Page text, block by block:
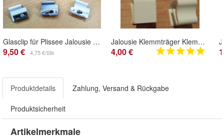
Glasclip für Plissee Jalousie Rollo Faltstores Faltrollo Montage ohne zu bohren
9,50 € 4,75 €/Stk
Jalousie Klemmträger Klemmhalter Klickhalter 2 Stk neu Montage ohne zu Bohren
4,00 €
Produktdetails Zahlung, Versand & Rückgabe
Produktsicherheit
Artikelmerkmale